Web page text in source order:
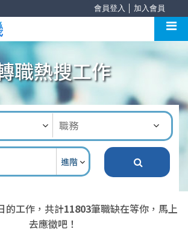
會員登入 加入會員
職熱搜工作
進階
的工作，共計11803筆職缺在等你，馬上
去應徵吧！